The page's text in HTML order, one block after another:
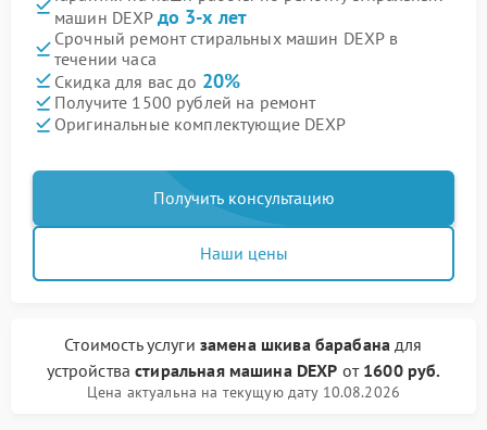
машин DEXP до 3-х лет
Срочный ремонт стиральных машин DEXP в
течении часа
Скидка для вас до 20%
Получите 1500 рублей на ремонт
Оригинальные комплектующие DEXP
Получить консультацию
Наши цены
Стоимость услуги замена шкива барабана для
устройствастиральная машина DEXP от 1600 руб.
Цена актуальна на текущую дату 10.08.2026